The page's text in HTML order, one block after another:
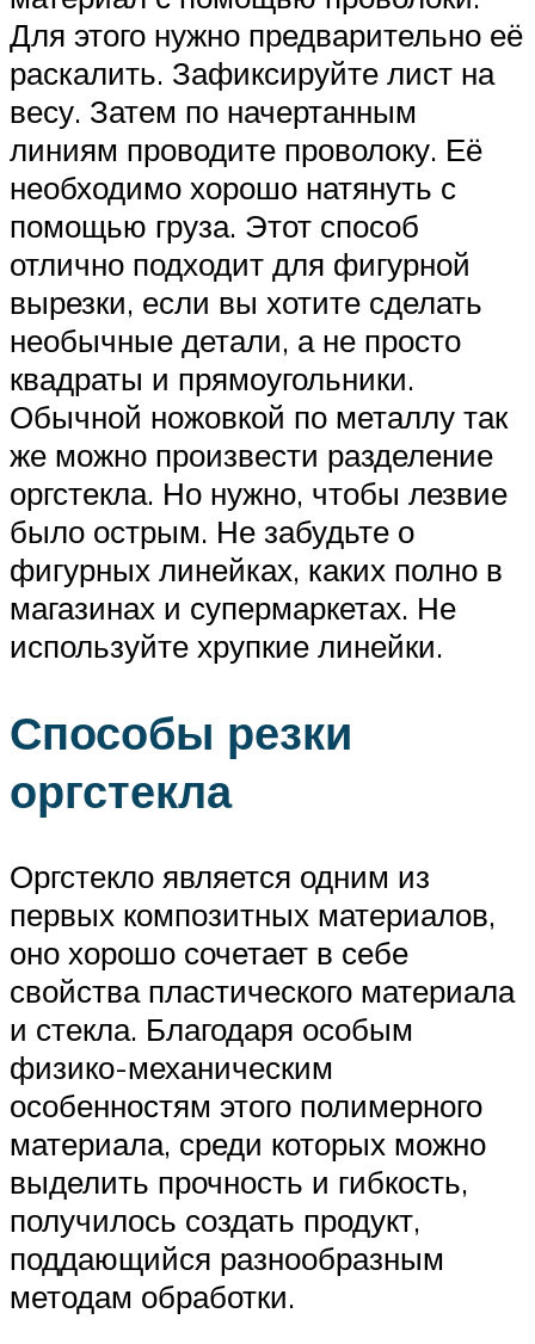
Для этого нужно предварительно её
раскалить. Зафиксируйте лист на
весу. Затем по начертанным
линиям проводите проволоку. Её
необходимо хорошо натянуть с
помощью груза. Этот способ
отлично подходит для фигурной
вырезки, если вы хотите сделать
необычные детали, а не просто
квадраты и прямоугольники.
Обычной ножовкой по металлу так
же можно произвести разделение
оргстекла. Но нужно, чтобы лезвие
было острым. Не забудьте о
фигурных линейках, каких полно в
магазинах и супермаркетах. Не
используйте хрупкие линейки.
Способы резки
оргстекла
Оргстекло является одним из
первых композитных материалов,
оно хорошо сочетает в себе
свойства пластического материала
и стекла. Благодаря особым
физико-механическим
особенностям этого полимерного
материала, среди которых можно
выделить прочность и гибкость,
получилось создать продукт,
поддающийся разнообразным
методам обработки.